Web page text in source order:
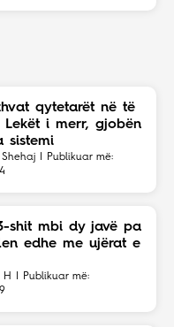
qytetarët në të
Lekët i merr, gjobën
sistemi
| Publikuar më:
shit mbi dy javë pa
edhe me ujërat e
H | Publikuar më: